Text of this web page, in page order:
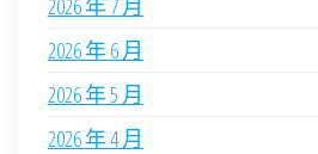
2026 年 7 月
2026 年 6 月
2026 年 5 月
2026 年 4 月